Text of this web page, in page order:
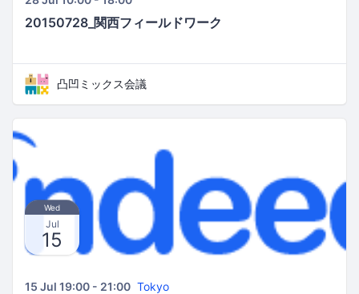
20150728_関西フィールドワーク
凸凹ミックス会議
Wed
Jul
15
15 Jul 19:00 - 21:00 Tokyo